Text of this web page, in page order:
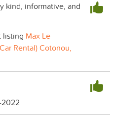
kind, informative, and
listing Max Le
Rental) Cotonou,
2022